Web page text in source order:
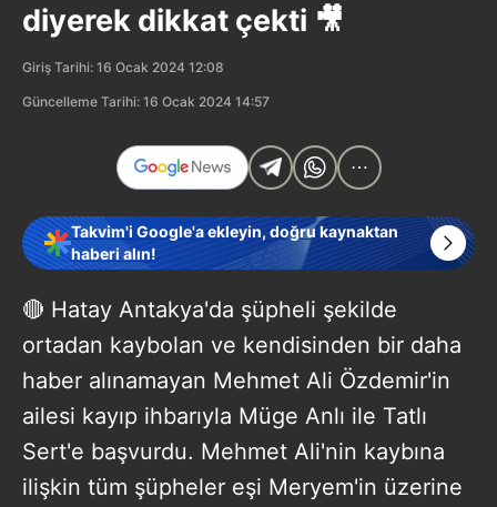
diyerek dikkat çekti 🎥
Giriş Tarihi: 16 Ocak 2024 12:08
Güncelleme Tarihi: 16 Ocak 2024 14:57
Takvim'i Google'a ekleyin, doğru kaynaktan
haberi alın!
🔴 Hatay Antakya'da şüpheli şekilde
ortadan kaybolan ve kendisinden bir daha
haber alınamayan Mehmet Ali Özdemir'in
ailesi kayıp ihbarıyla Müge Anlı ile Tatlı
Sert'e başvurdu. Mehmet Ali'nin kaybına
ilişkin tüm şüpheler eşi Meryem'in üzerine